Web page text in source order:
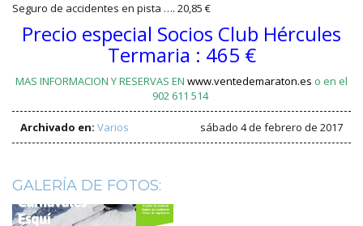
Seguro de accidentes en pista …. 20,85 €
Precio especial Socios Club Hércules
Termaria : 465 €
MAS INFORMACION Y RESERVAS EN www.ventedemaraton.es o en el
902 611 514
Archivado en: Varios sábado 4 de febrero de 2017
GALERÍA DE FOTOS: